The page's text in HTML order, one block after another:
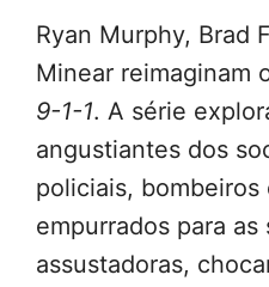
Ryan Murphy, Brad
Minear reimaginam
9-1-1. A série
angustiantes dos
policiais, bombeiros
empurrados para as
assustadoras,